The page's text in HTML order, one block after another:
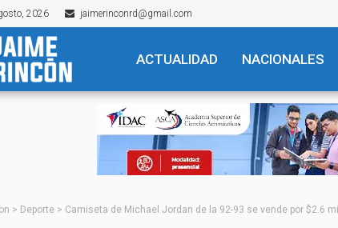
2026 jaimerinconrd@gmail.com
ACTUALIDAD NACIONALES
> Deporte > Camiseta de Michael Jordan de la 92-93 se vende por $2.6